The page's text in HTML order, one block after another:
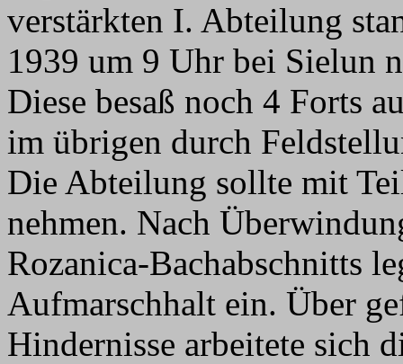
verstärkten I. Abteilung
1939 um 9 Uhr bei Sielun
Diese besaß noch 4 Forts
im übrigen durch
Die Abteilung sollte mit
nehmen. Nach
Rozanica-Bachabschnitts
Aufmarschhalt ein. Über
Hindernisse arbeitete sich